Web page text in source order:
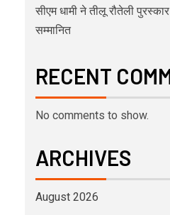
सीएम धामी ने तीलू रौतेली
सम्मानित
RECENT
No comments to show.
ARCHIVES
August 2026